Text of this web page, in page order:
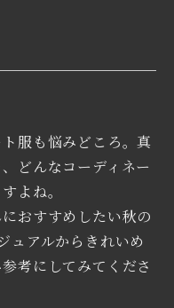
服も悩みどころ。真
どんなコーディネー
よね。
おすすめしたい秋の
ュアルからきれいめ
考にしてみてくださ